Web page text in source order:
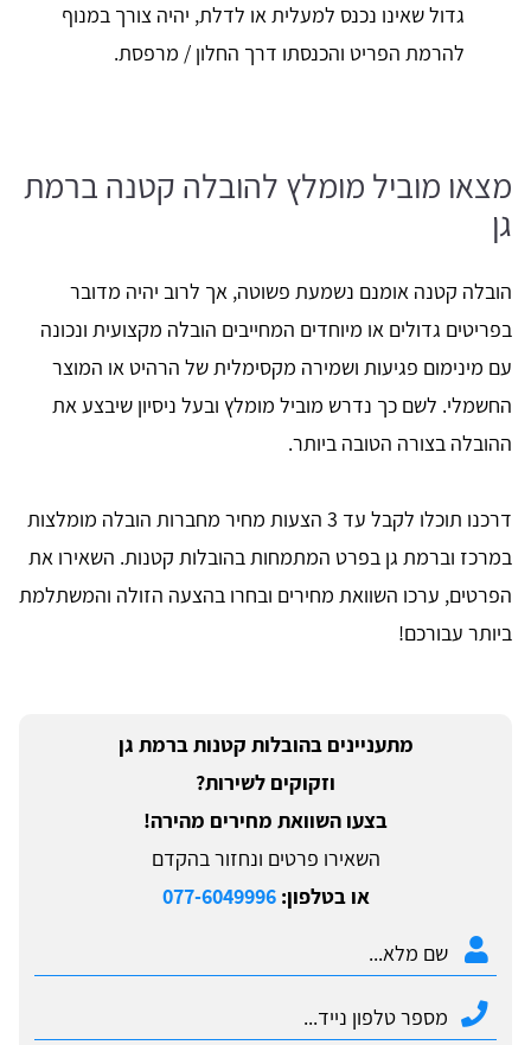
גדול שאינו נכנס למעלית או לדלת, יהיה צורך במנוף
להרמת הפריט והכנסתו דרך החלון / מרפסת.
מצאו מוביל מומלץ להובלה קטנה ברמת
גן
הובלה קטנה אומנם נשמעת פשוטה, אך לרוב יהיה מדובר
בפריטים גדולים או מיוחדים המחייבים הובלה מקצועית ונכונה
עם מינימום פגיעות ושמירה מקסימלית של הרהיט או המוצר
החשמלי. לשם כך נדרש מוביל מומלץ ובעל ניסיון שיבצע את
ההובלה בצורה הטובה ביותר.
דרכנו תוכלו לקבל עד 3 הצעות מחיר מחברות הובלה מומלצות
במרכז וברמת גן בפרט המתמחות בהובלות קטנות. השאירו את
הפרטים, ערכו השוואת מחירים ובחרו בהצעה הזולה והמשתלמת
ביותר עבורכם!
מתעניינים בהובלות קטנות ברמת גן
וזקוקים לשירות?
בצעו השוואת מחירים מהירה!
השאירו פרטים ונחזור בהקדם
או בטלפון:077-6049996